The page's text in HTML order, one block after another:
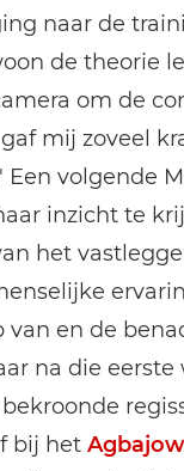
naar de
de theorie
om de
mij zoveel
Een volgende
inzicht te
het
van en de
na die eerste
bekroonde
bij het